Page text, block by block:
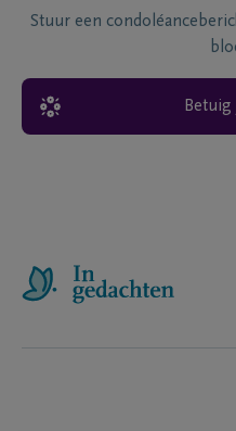
Stuur een
Betuig